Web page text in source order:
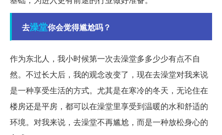
去澡堂你会觉得尴尬吗？
作为东北人，我小时候第一次去澡堂多多少少有点不自
然。不过长大后，我的观念改变了，现在去澡堂对我来说
是一种享受生活的方式。尤其是在寒冷的冬天，无论住在
楼房还是平房，都可以在澡堂里享受到温暖的水和舒适的
环境。对我来说，去澡堂不再尴尬，而是一种放松身心的